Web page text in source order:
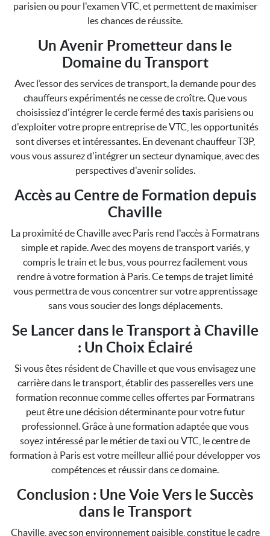
parisien ou pour l'examen VTC, et permettent de maximiser
les chances de réussite.
Un Avenir Prometteur dans le
Domaine du Transport
Avec l’essor des services de transport, la demande pour des
chauffeurs expérimentés ne cesse de croître. Que vous
choisissiez d'intégrer le cercle fermé des taxis parisiens ou
d'exploiter votre propre entreprise de VTC, les opportunités
sont diverses et intéressantes. En devenant chauffeur T3P,
vous vous assurez d'intégrer un secteur dynamique, avec des
perspectives d'avenir solides.
Accès au Centre de Formation depuis
Chaville
La proximité de Chaville avec Paris rend l'accès à Formatrans
simple et rapide. Avec des moyens de transport variés, y
compris le train et le bus, vous pourrez facilement vous
rendre à votre formation à Paris. Ce temps de trajet limité
vous permettra de vous concentrer sur votre apprentissage
sans vous soucier des longs déplacements.
Se Lancer dans le Transport à Chaville
: Un Choix Éclairé
Si vous êtes résident de Chaville et que vous envisagez une
carrière dans le transport, établir des passerelles vers une
formation reconnue comme celles offertes par Formatrans
peut être une décision déterminante pour votre futur
professionnel. Grâce à une formation adaptée que vous
soyez intéressé par le métier de taxi ou VTC, le centre de
formation à Paris est votre meilleur allié pour développer vos
compétences et réussir dans ce domaine.
Conclusion : Une Voie Vers le Succès
dans le Transport
Chaville, avec son environnement paisible, constitue le cadre